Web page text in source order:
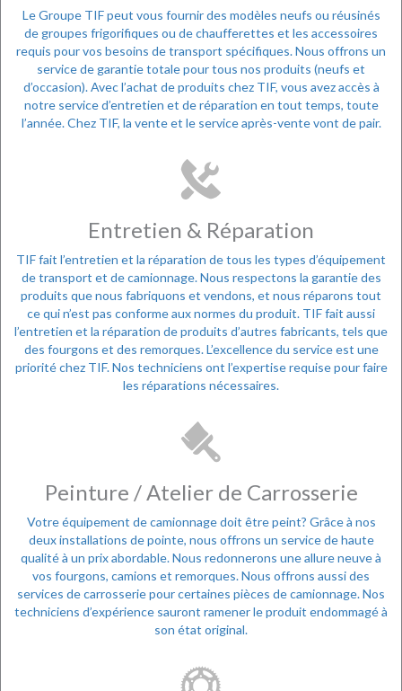
Le Groupe TIF peut vous fournir des modèles neufs ou réusinés
de groupes frigorifiques ou de chaufferettes et les accessoires
requis pour vos besoins de transport spécifiques. Nous offrons un
service de garantie totale pour tous nos produits (neufs et
d’occasion). Avec l’achat de produits chez TIF, vous avez accès à
notre service d’entretien et de réparation en tout temps, toute
l’année. Chez TIF, la vente et le service après-vente vont de pair.
Entretien & Réparation
TIF fait l’entretien et la réparation de tous les types d’équipement
de transport et de camionnage. Nous respectons la garantie des
produits que nous fabriquons et vendons, et nous réparons tout
ce qui n’est pas conforme aux normes du produit. TIF fait aussi
l’entretien et la réparation de produits d’autres fabricants, tels que
des fourgons et des remorques. L’excellence du service est une
priorité chez TIF. Nos techniciens ont l’expertise requise pour faire
les réparations nécessaires.
Peinture / Atelier de Carrosserie
Votre équipement de camionnage doit être peint? Grâce à nos
deux installations de pointe, nous offrons un service de haute
qualité à un prix abordable. Nous redonnerons une allure neuve à
vos fourgons, camions et remorques. Nous offrons aussi des
services de carrosserie pour certaines pièces de camionnage. Nos
techniciens d’expérience sauront ramener le produit endommagé à
son état original.